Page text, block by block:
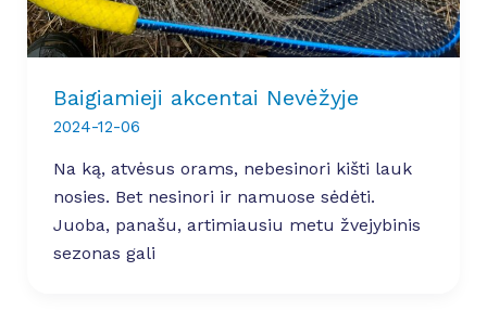
Baigiamieji akcentai Nevėžyje
2024-12-06
Na ką, atvėsus orams, nebesinori kišti lauk
nosies. Bet nesinori ir namuose sėdėti.
Juoba, panašu, artimiausiu metu žvejybinis
sezonas gali